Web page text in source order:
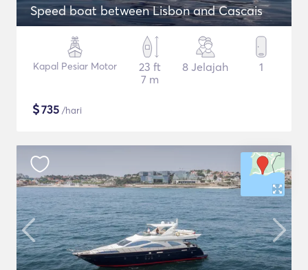
Speed boat between Lisbon and Cascais
Kapal Pesiar Motor
23 ft
7 m
8 Jelajah 1
$735 /hari